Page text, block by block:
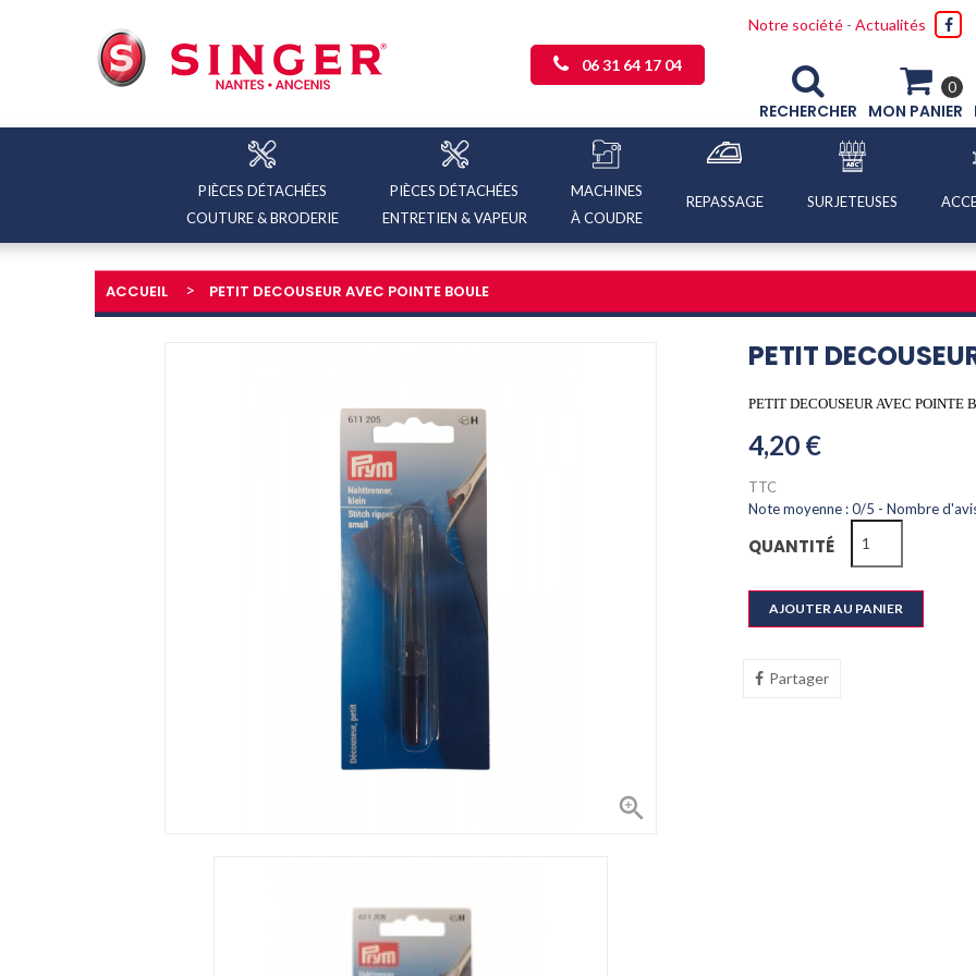
06 31 64 17 04
Notre société - Actualités
RECHERCHER
0
MON PANIER
PIÈCES DÉTACHÉES
COUTURE & BRODERIE
PIÈCES DÉTACHÉES
ENTRETIEN & VAPEUR
MACHINES
À COUDRE
REPASSAGE SURJETEUSES
ACCUEIL PETIT DECOUSEUR AVEC POINTE BOULE

PETIT
PETIT DECOUSEUR AVEC POINTE
4,20 €
TTC
Note moyenne :0/5 - Nombre
QUANTITÉ
AJOUTER AU PANIER
Partager